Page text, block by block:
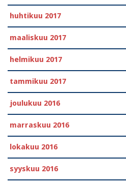
huhtikuu 2017
maaliskuu 2017
helmikuu 2017
tammikuu 2017
joulukuu 2016
marraskuu 2016
lokakuu 2016
syyskuu 2016